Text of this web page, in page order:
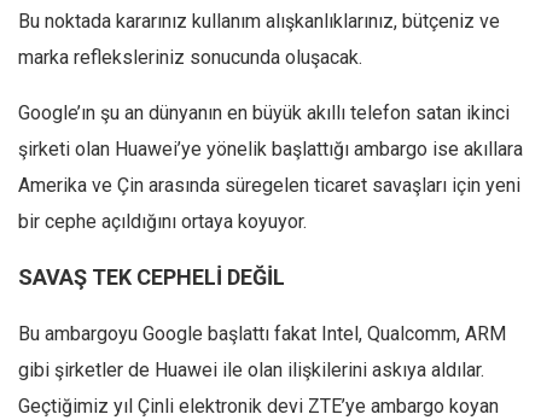
Bu noktada kararınız kullanım alışkanlıklarınız, bütçeniz ve
marka refleksleriniz sonucunda oluşacak.
Google’ın şu an dünyanın en büyük akıllı telefon satan ikinci
şirketi olan Huawei’ye yönelik başlattığı ambargo ise akıllara
Amerika ve Çin arasında süregelen ticaret savaşları için yeni
bir cephe açıldığını ortaya koyuyor.
SAVAŞ TEK CEPHELİ DEĞİL
Bu ambargoyu Google başlattı fakat Intel, Qualcomm, ARM
gibi şirketler de Huawei ile olan ilişkilerini askıya aldılar.
Geçtiğimiz yıl Çinli elektronik devi ZTE’ye ambargo koyan